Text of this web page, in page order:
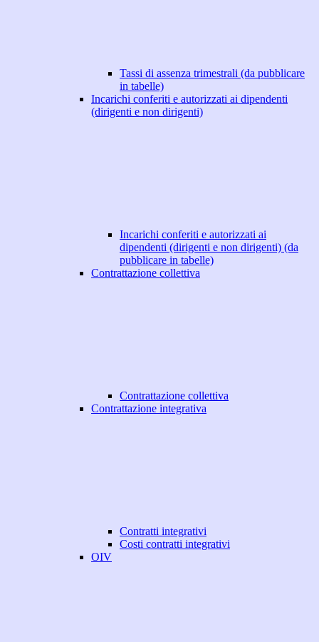
Tassi di assenza trimestrali (da pubblicare
in tabelle)
Incarichi conferiti e autorizzati ai dipendenti
(dirigenti e non dirigenti)
Incarichi conferiti e autorizzati ai
dipendenti (dirigenti e non dirigenti) (da
pubblicare in tabelle)
Contrattazione collettiva
Contrattazione collettiva
Contrattazione integrativa
Contratti integrativi
Costi contratti integrativi
OIV